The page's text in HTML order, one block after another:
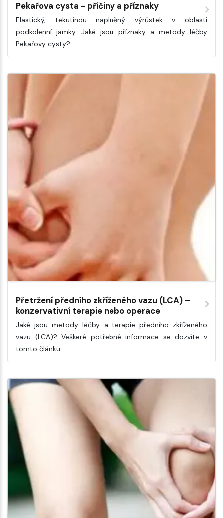
Pekařova cysta - příčiny a příznaky
Elastický, tekutinou naplněný výrůstek v oblasti
podkolenní jamky. Jaké jsou příznaky a metody léčby
Pekařovy cysty?
Přetržení předního zkříženého vazu (LCA) –
konzervativní terapie nebo operace
Jaké jsou metody léčby a terapie předního zkříženého
vazu (LCA)? Veškeré potřebné informace se dozvíte v
tomto článku.